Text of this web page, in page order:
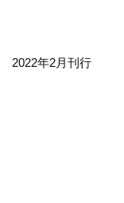
2022年2月刊行